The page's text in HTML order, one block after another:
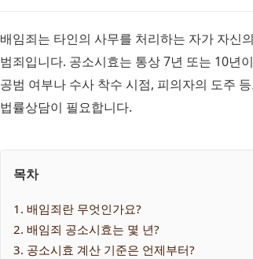
배임죄는 타인의 사무를 처리하는 자가 자신
범죄입니다. 공소시효는 통상 7년 또는 10년
공범 여부나 수사 착수 시점, 피의자의 도주
법률상담이 필요합니다.
목차
1 . 배임죄란 무엇인가요?
2. 배임죄 공소시효는 몇 년?
3. 공소시효 계산 기준은 언제부터?